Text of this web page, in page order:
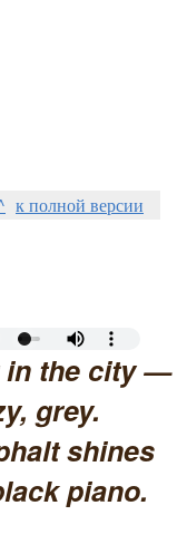
к полной версии
in the city —
grey.
shines
piano.